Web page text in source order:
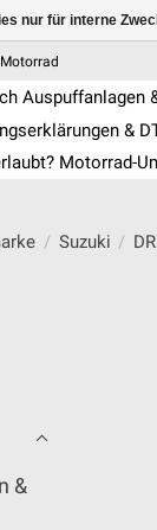
Auspuffanlagen
&
Motorrad-
/ Suzuki /
&
nur für interne